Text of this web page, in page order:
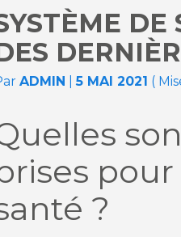
DE
ADMIN |5 MAI 2021 (
?